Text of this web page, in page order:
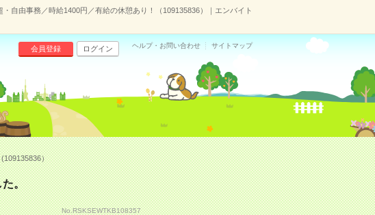
自由事務／時給1400円／有給の休憩あり！（109135836）｜エンバイト
会員登録 ログイン ヘルプ・お問い合わせ サイトマップ
）
た。
No.RSKSEWTKB108357